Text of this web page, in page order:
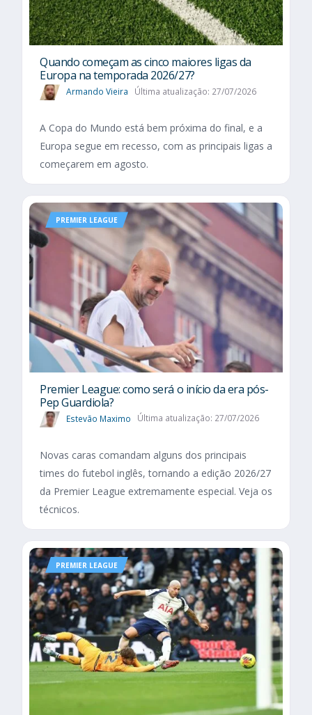
Quando começam as cinco maiores ligas da
Europa na temporada 2026/27?
Armando Vieira Última atualização: 27/07/2026
A Copa do Mundo está bem próxima do final, e a
Europa segue em recesso, com as principais ligas a
começarem em agosto.
PREMIER LEAGUE
Premier League: como será o início da era pós-
Pep Guardiola?
Estevão Maximo Última atualização: 27/07/2026
Novas caras comandam alguns dos principais
times do futebol inglês, tornando a edição 2026/27
da Premier League extremamente especial. Veja os
técnicos.
PREMIER LEAGUE